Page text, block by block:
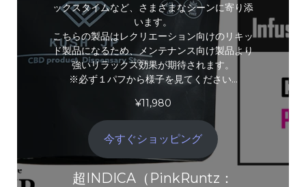
ックスタイムなど、さまざまなシーンに寄り添
います。
こちらの製品はレクリエーション向けのリキッ
ド製品になるため、メンテナンス向け製品より
強いリラックス効果が期待されます。
※必ず１パフから様子を見てください…
¥11,980
今すぐショッピング
超INDICA（PinkRuntz：